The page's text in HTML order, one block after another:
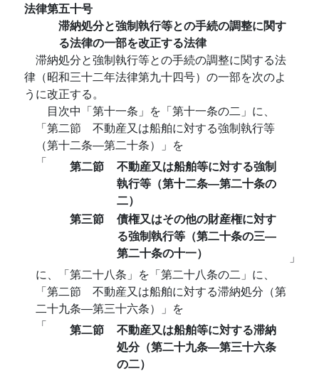
法律第五十号
滞納処分と強制執行等との手続の調整に関す
る法律の一部を改正する法律
滞納処分と強制執行等との手続の調整に関する法
律（昭和三十二年法律第九十四号）の一部を次のよ
うに改正する。
目次中「第十一条」を「第十一条の二」に、
「第二節 不動産又は船舶に対する強制執行等
（第十二条―第二十条）」を
「
第二節
不動産又は船舶等に対する強制
執行等（第十二条―第二十条の
二）
第三節
債権又はその他の財産権に対す
る強制執行等（第二十条の三―
第二十条の十一）
」
に、「第二十八条」を「第二十八条の二」に、
「第二節 不動産又は船舶に対する滞納処分（第
二十九条―第三十六条）」を
「
第二節
不動産又は船舶等に対する滞納
処分（第二十九条―第三十六条
の二）